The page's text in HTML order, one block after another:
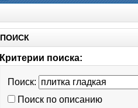
ПОИСК
Критерии поиска:
Поиск:
Поиск по описанию